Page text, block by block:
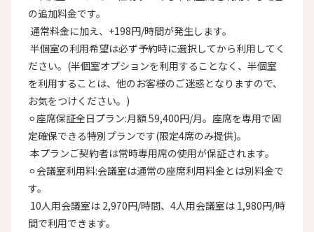
の追加料金です。
ださい。(半個室オプションを利用することなく、半個室
を利用することは、他のお客様のご迷惑となりますので、
お気をつけください。)
⚪︎座席保証全日プラン:月額 59,400円/月。座席を専用で固
定確保できる特別プランです(限定4席のみ提供)。
⚪︎会議室利用料:会議室は通常の座席利用料金とは別料金で
す。
間で利用できます。